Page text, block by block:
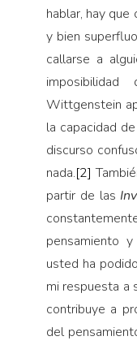
hablar, hay que
y bien
callarse a
Wittgenstein
la capacidad
discurso
nada.[2]
partir de las
pensamiento
usted ha
mi respuesta a
contribuye a
del